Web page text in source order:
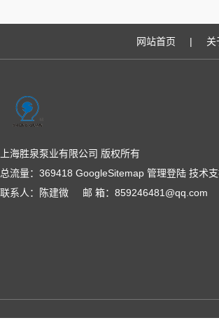
网站首页 | 关
上海胜泉泵业有限公司 版权所有
总流量：369418 GoogleSitemap 管理登陆 技术支
联系人：陈建微 邮 箱：859246481@qq.com